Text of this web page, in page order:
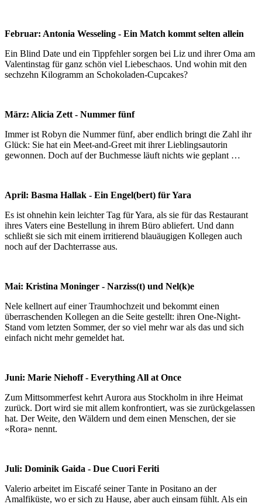
Februar: Antonia Wesseling - Ein Match kommt selten allein
Ein Blind Date und ein Tippfehler sorgen bei Liz und ihrer Oma am
Valentinstag für ganz schön viel Liebeschaos. Und wohin mit den
sechzehn Kilogramm an Schokoladen-Cupcakes?
März: Alicia Zett - Nummer fünf
Immer ist Robyn die Nummer fünf, aber endlich bringt die Zahl ihr
Glück: Sie hat ein Meet-and-Greet mit ihrer Lieblingsautorin
gewonnen. Doch auf der Buchmesse läuft nichts wie geplant …
April: Basma Hallak - Ein Engel(bert) für Yara
Es ist ohnehin kein leichter Tag für Yara, als sie für das Restaurant
ihres Vaters eine Bestellung in ihrem Büro abliefert. Und dann
schließt sie sich mit einem irritierend blauäugigen Kollegen auch
noch auf der Dachterrasse aus.
Mai: Kristina Moninger - Narziss(t) und Nel(k)e
Nele kellnert auf einer Traumhochzeit und bekommt einen
überraschenden Kollegen an die Seite gestellt: ihren One-Night-
Stand vom letzten Sommer, der so viel mehr war als das und sich
einfach nicht mehr gemeldet hat.
Juni: Marie Niehoff - Everything All at Once
Zum Mittsommerfest kehrt Aurora aus Stockholm in ihre Heimat
zurück. Dort wird sie mit allem konfrontiert, was sie zurückgelassen
hat. Der Weite, den Wäldern und dem einen Menschen, der sie
«Rora» nennt.
Juli: Dominik Gaida - Due Cuori Feriti
Valerio arbeitet im Eiscafé seiner Tante in Positano an der
Amalfiküste, wo er sich zu Hause, aber auch einsam fühlt. Als ein